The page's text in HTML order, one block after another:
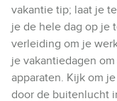
vakantie tip; laat je
je de hele dag op je
verleiding om je
je vakantiedagen
apparaten. Kijk om
door de buitenlucht